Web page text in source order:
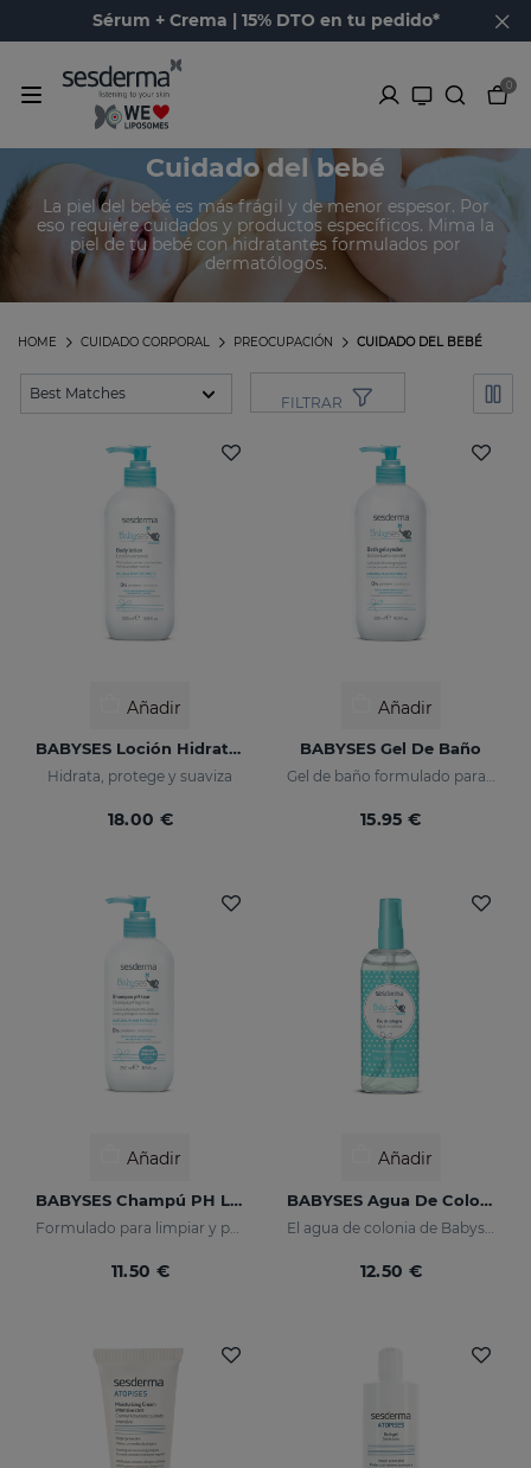
Sérum + Crema | 15% DTO en tu pedido*
0
Cuidado del bebé
La piel del bebé es más frágil y de menor espesor. Por
eso requiere cuidados y productos específicos. Mima la
piel de tu bebé con hidratantes formulados por
dermatólogos.
CUIDADO DEL BEBÉ
PREOCUPACIÓN
CUIDADO CORPORAL
HOME
FILTRAR
Añadir
BABYSES Loción Hidratante
Hidrata, protege y suaviza
18.00 €
Añadir
BABYSES Gel De Baño
Gel de baño formulado para limpiar con suavidad la piel del bebé diariamente, aportando una sensación de bienestar natural.
15.95 €
Añadir
BABYSES Champú PH Lágrima
11.50 €
Añadir
BABYSES Agua De Colonia
El agua de colonia de Babyses apuesta por la frescura y el buen gusto. Sus notas de salida son florales construidas sobre una base de almizcles blancos. </p>
12.50 €